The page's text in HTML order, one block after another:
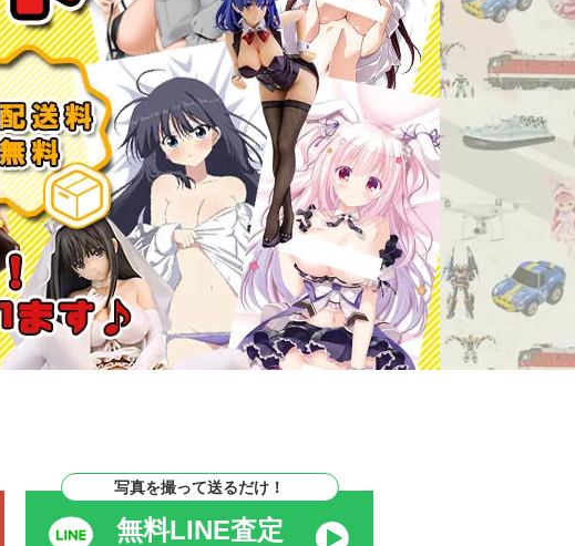
写真を撮って送るだけ！
無料LINE査定